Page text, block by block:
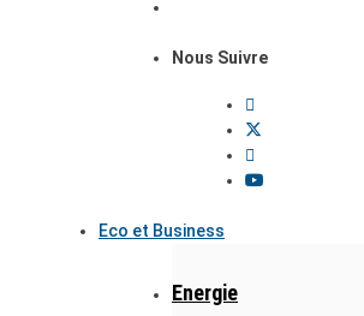
Nous Suivre
Eco et Business
Energie